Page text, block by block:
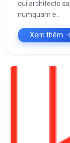
qui architecto
numquam e...
Xem thêm